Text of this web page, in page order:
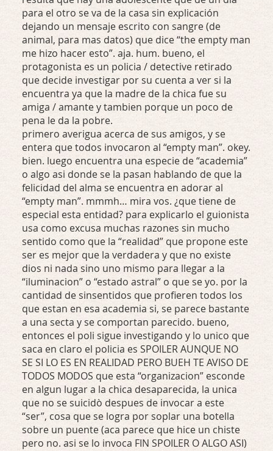
para el otro se va de la casa sin explicación
dejando un mensaje escrito con sangre (de
animal, para mas datos) que dice “the empty man
me hizo hacer esto”. aja. hum. bueno, el
protagonista es un policia / detective retirado
que decide investigar por su cuenta a ver si la
encuentra ya que la madre de la chica fue su
amiga / amante y tambien porque un poco de
pena le da la pobre.
primero averigua acerca de sus amigos, y se
entera que todos invocaron al “empty man”. okey.
bien. luego encuentra una especie de “academia”
o algo asi donde se la pasan hablando de que la
felicidad del alma se encuentra en adorar al
“empty man”. mmmh… mira vos. ¿que tiene de
especial esta entidad? para explicarlo el guionista
usa como excusa muchas razones sin mucho
sentido como que la “realidad” que propone este
ser es mejor que la verdadera y que no existe
dios ni nada sino uno mismo para llegar a la
“iluminacion” o “estado astral” o que se yo. por la
cantidad de sinsentidos que profieren todos los
que estan en esa academia si, se parece bastante
a una secta y se comportan parecido. bueno,
entonces el poli sigue investigando y lo unico que
saca en claro el policia es SPOILERAUNQUE NO
SE SI LO ES EN REALIDAD PERO BUEH TE AVISO DE
TODOS MODOS que esta “organizacion” esconde
en algun lugar a la chica desaparecida, la unica
que no se suicidò despues de invocar a este
“ser”, cosa que se logra por soplar una botella
sobre un puente (aca parece que hice un chiste
pero no. asi se lo invoca FIN SPOILER OALGOASI)